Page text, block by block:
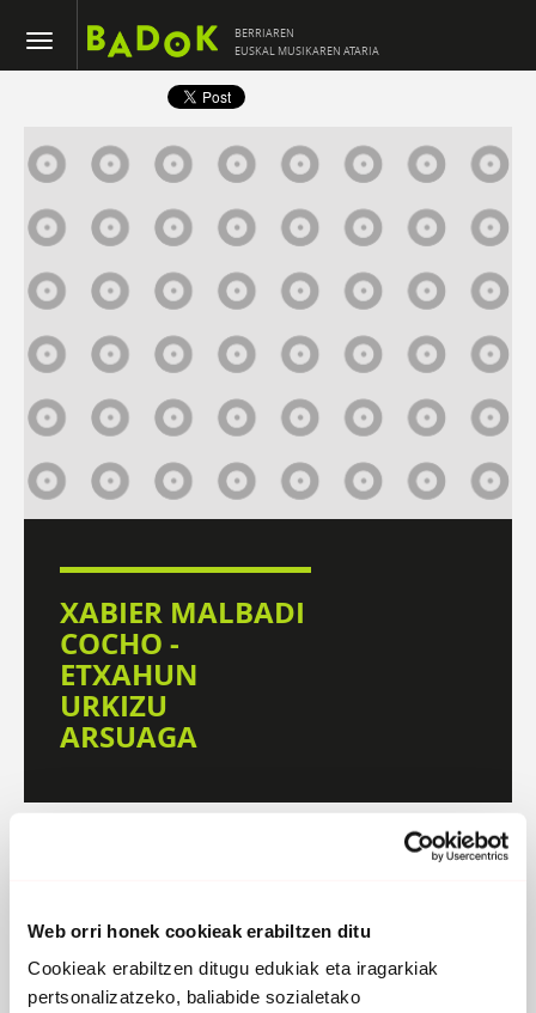
Web orri honek cookieak erabiltzen ditu
Cookieak erabiltzen ditugu edukiak eta iragarkiak
pertsonalizatzeko, baliabide sozialetako
BERRIAREN
EUSKAL MUSIKAREN ATARIA
XABIER MALBADI
COCHO -
ETXAHUN
URKIZU
ARSUAGA
BIOGRAFIA